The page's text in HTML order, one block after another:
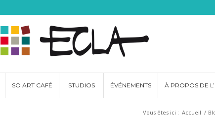
SO ART CAFÉ STUDIOS ÉVÉNEMENTS À PROPOS DE
Vous êtes ici : Accueil /